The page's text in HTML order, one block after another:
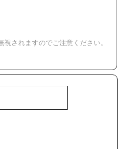
されますのでご注意ください。